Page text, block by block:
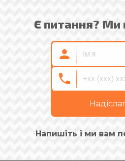
Є питання? Ми
Напишіть і ми вам